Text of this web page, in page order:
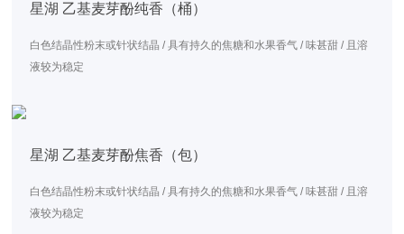
星湖 乙基麦芽酚纯香（桶）
白色结晶性粉末或针状结晶 / 具有持久的焦糖和水果香气 / 味甚甜 / 且溶
液较为稳定
星湖 乙基麦芽酚焦香（包）
白色结晶性粉末或针状结晶 / 具有持久的焦糖和水果香气 / 味甚甜 / 且溶
液较为稳定